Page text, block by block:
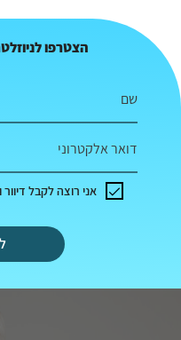
הצטרפו
שם
דואר אלקטרוני
אני רוצה לקבל